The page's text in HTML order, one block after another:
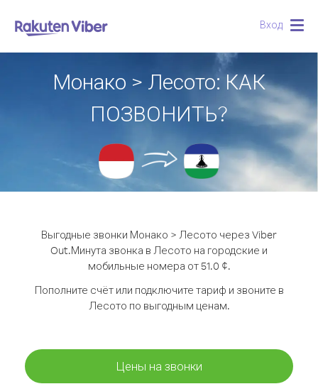
Вход
Монако > Лесото: КАК
ПОЗВОНИТЬ?
Выгодные звонки Монако > Лесото через Viber
Out.Минута звонка в Лесото на городские и
мобильные номера от 51.0 ¢.
Пополните счёт или подключите тариф и звоните в
Лесото по выгодным ценам.
Цены на звонки